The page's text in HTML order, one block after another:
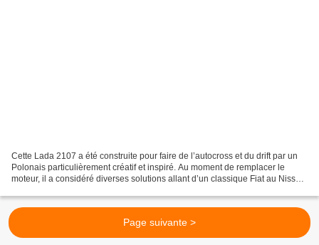
Cette Lada 2107 a été construite pour faire de l’autocross et du drift par un
Polonais particulièrement créatif et inspiré. Au moment de remplacer le
moteur, il a considéré diverses solutions allant d’un classique Fiat au Nissan,
Page suivante >